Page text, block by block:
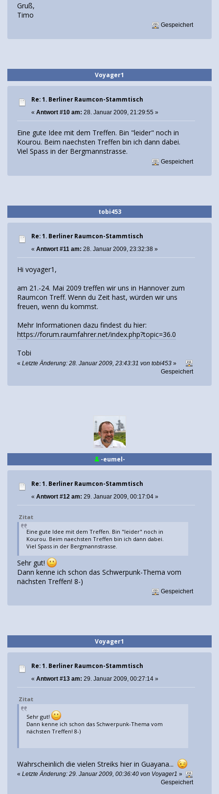
Gruß,
Timo
Gespeichert
Voyager1
Re: 1. Berliner Raumcon-Stammtisch
« Antwort #10 am: 28. Januar 2009, 21:29:55 »
Eine gute Idee mit dem Treffen. Bin "leider" noch in
Kourou. Beim naechsten Treffen bin ich dann dabei.
Viel Spass in der Bergmannstrasse.
Gespeichert
tobi453
Re: 1. Berliner Raumcon-Stammtisch
« Antwort #11 am: 28. Januar 2009, 23:32:38 »
Hi voyager1,
am 21.-24. Mai 2009 treffen wir uns in Hannover zum
Raumcon Treff. Wenn du Zeit hast, würden wir uns
freuen, wenn du kommst.
Mehr Informationen dazu findest du hier:
https://forum.raumfahrer.net/index.php?topic=36.0
Tobi
« Letzte Änderung: 28. Januar 2009, 23:43:31 von tobi453 »
Gespeichert
-eumel-
Re: 1. Berliner Raumcon-Stammtisch
« Antwort #12 am: 29. Januar 2009, 00:17:04 »
Zitat
Eine gute Idee mit dem Treffen. Bin "leider" noch in
Kourou. Beim naechsten Treffen bin ich dann dabei.
Viel Spass in der Bergmannstrasse.
Sehr gut!
Dann kenne ich schon das Schwerpunk-Thema vom
nächsten Treffen! 8-)
Gespeichert
Voyager1
Re: 1. Berliner Raumcon-Stammtisch
« Antwort #13 am: 29. Januar 2009, 00:27:14 »
Zitat
Sehr gut!
Dann kenne ich schon das Schwerpunk-Thema vom
nächsten Treffen! 8-)
Wahrscheinlich die vielen Streiks hier in Guayana...
« Letzte Änderung: 29. Januar 2009, 00:36:40 von Voyager1 »
Gespeichert